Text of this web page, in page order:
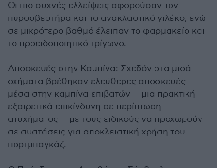
Οι πιο συχνές ελλείψεις αφορούσαν τον
πυροσβεστήρα και το ανακλαστικό γιλέκο, ενώ
σε μικρότερο βαθμό έλειπαν το φαρμακείο και
το προειδοποιητικό τρίγωνο.
Αποσκευές στην Καμπίνα: Σχεδόν στα μισά
οχήματα βρέθηκαν ελεύθερες αποσκευές
μέσα στην καμπίνα επιβατών —μια πρακτική
εξαιρετικά επικίνδυνη σε περίπτωση
ατυχήματος— με τους ειδικούς να προχωρούν
σε συστάσεις για αποκλειστική χρήση του
πορτμπαγκάζ.